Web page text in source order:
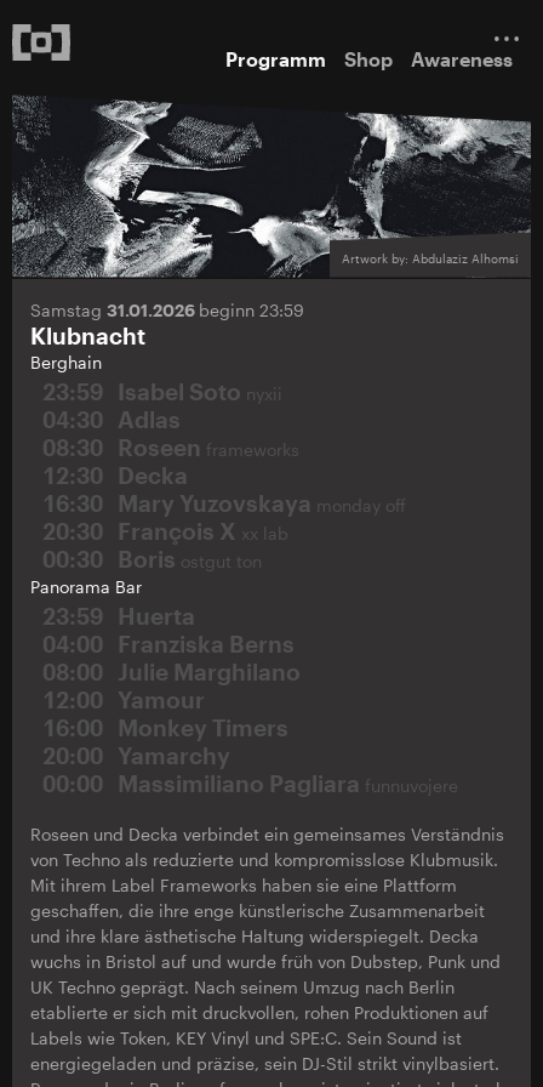
Programm Shop Awareness
Artwork by: Abdulaziz Alhomsi
Samstag 31.01.2026 beginn 23:59
Klubnacht
Berghain
23:59 Isabel Soto nyxii
04:30
Adlas
08:30
Roseen frameworks
12:30
Decka
16:30
Mary Yuzovskaya monday off
20:30 François X xx lab
00:30 Boris ostgut ton
Panorama Bar
23:59
Huerta
04:00
Franziska Berns
08:00
Julie Marghilano
12:00
Yamour
16:00
Monkey Timers
20:00
Yamarchy
00:00
Massimiliano Pagliara funnuvojere
Roseen und Decka verbindet ein gemeinsames Verständnis
von Techno als reduzierte und kompromisslose Klubmusik.
Mit ihrem Label Frameworks haben sie eine Plattform
geschaffen, die ihre enge künstlerische Zusammenarbeit
und ihre klare ästhetische Haltung widerspiegelt. Decka
wuchs in Bristol auf und wurde früh von Dubstep, Punk und
UK Techno geprägt. Nach seinem Umzug nach Berlin
etablierte er sich mit druckvollen, rohen Produktionen auf
Labels wie Token, KEY Vinyl und SPE:C. Sein Sound ist
energiegeladen und präzise, sein DJ-Stil strikt vinylbasiert.